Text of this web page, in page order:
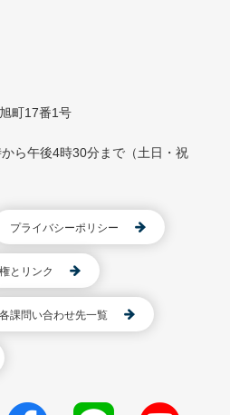
町17番1号
ら午後4時30分まで（土日・祝
プライバシーポリシー
とリンク
各課問い合わせ先一覧